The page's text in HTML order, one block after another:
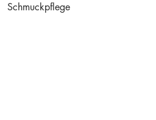
Schmuckpflege